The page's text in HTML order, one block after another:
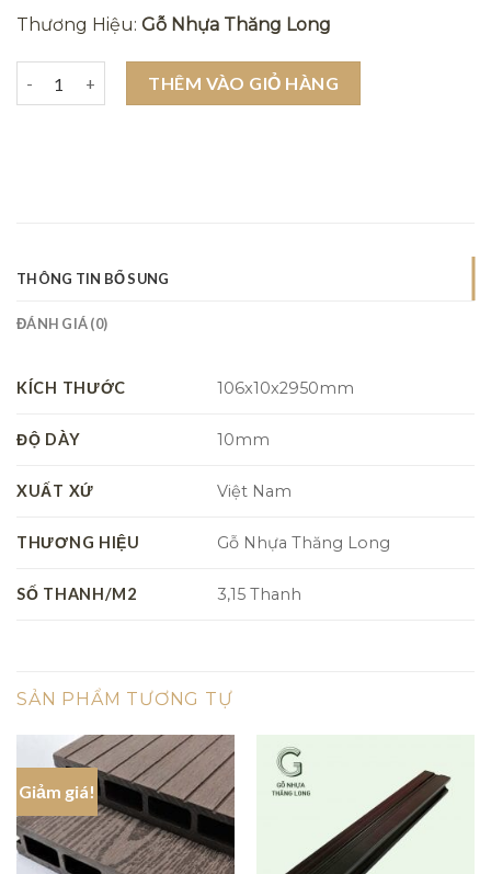
Thương Hiệu: Gỗ Nhựa Thăng Long
Tấm ốp G106X10-2 - Tấm nhựa ốp tường, trần giả gỗ giá rẻ số
THÊM VÀO GIỎ HÀNG
THÔNG TIN BỔ SUNG
ĐÁNH GIÁ (0)
KÍCH THƯỚC 106x10x2950mm
ĐỘ DÀY 10mm
XUẤT XỨ Việt Nam
THƯƠNG HIỆU Gỗ Nhựa Thăng Long
SỐ THANH/M2 3,15 Thanh
SẢN PHẨM TƯƠNG TỰ
Giảm giá!